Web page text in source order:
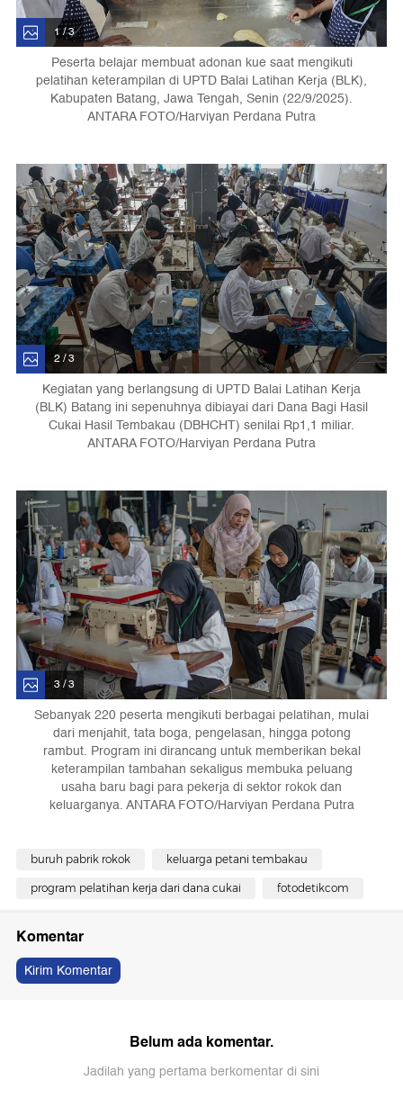
1 / 3
Peserta belajar membuat adonan kue saat mengikuti
pelatihan keterampilan di UPTD Balai Latihan Kerja (BLK),
Kabupaten Batang, Jawa Tengah, Senin (22/9/2025).
ANTARA FOTO/Harviyan Perdana Putra
2 / 3
Kegiatan yang berlangsung di UPTD Balai Latihan Kerja
(BLK) Batang ini sepenuhnya dibiayai dari Dana Bagi Hasil
Cukai Hasil Tembakau (DBHCHT) senilai Rp1,1 miliar.
ANTARA FOTO/Harviyan Perdana Putra
3 / 3
Sebanyak 220 peserta mengikuti berbagai pelatihan, mulai
dari menjahit, tata boga, pengelasan, hingga potong
rambut. Program ini dirancang untuk memberikan bekal
keterampilan tambahan sekaligus membuka peluang
usaha baru bagi para pekerja di sektor rokok dan
keluarganya. ANTARA FOTO/Harviyan Perdana Putra
buruh pabrik rokok keluarga petani tembakau
program pelatihan kerja dari dana cukai fotodetikcom
Komentar
Kirim Komentar
Belum ada komentar.
Jadilah yang pertama berkomentar di sini